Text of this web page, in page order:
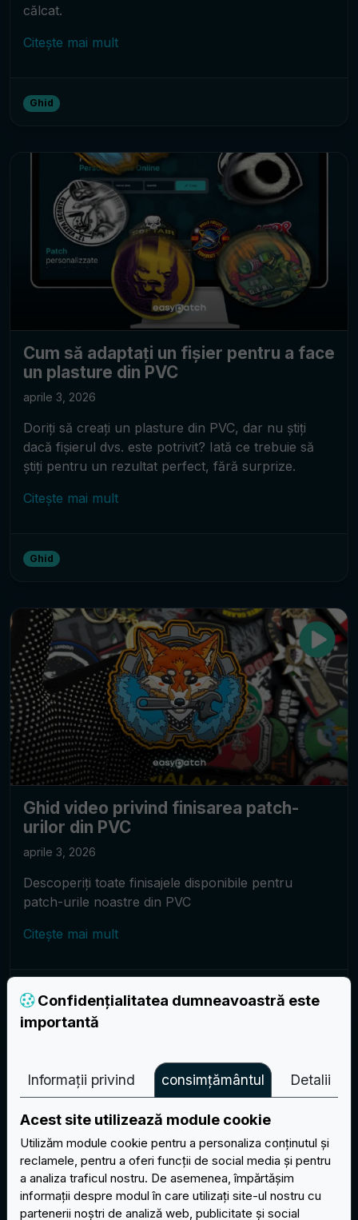
călcat.
Citește mai mult
Ghid
Cum să adaptați un fișier pentru a face
un plasture din PVC
aprile 3, 2026
Doriți să creați un plasture din PVC, dar nu știți
dacă fișierul dvs. este potrivit? Iată ce trebuie să
știți pentru un rezultat perfect, fără surprize.
Citește mai mult
Ghid
Ghid video privind finisarea patch-
urilor din PVC
aprile 3, 2026
Descoperiți toate finisajele disponibile pentru
patch-urile noastre din PVC
Citește mai mult
Patch-uri
Confidențialitatea dumneavoastră este
importantă
Informații privind consimțământul Detalii
Acest site utilizează module cookie
Utilizăm module cookie pentru a personaliza conținutul și
reclamele, pentru a oferi funcții de social media și pentru
a analiza traficul nostru. De asemenea, împărtășim
informații despre modul în care utilizați site-ul nostru cu
partenerii noștri de analiză web, publicitate și social